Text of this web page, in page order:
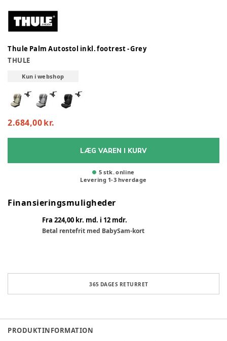
Thule Palm Autostol inkl. footrest - Grey
THULE
Kun i webshop
2.684,00 kr.
LÆG VAREN I KURV
5 stk. online
Levering 1-3 hverdage
Finansieringsmuligheder
Fra 224,00 kr. md. i 12 mdr.
Betal rentefrit med BabySam-kort
365 DAGES RETURRET
PRODUKTINFORMATION